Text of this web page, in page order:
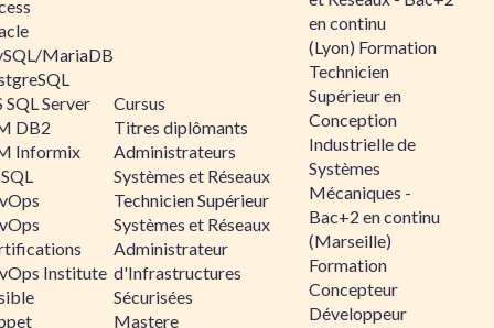
MariaDB
SQL Server
DB2
Informix
Institute
Cursus
Titres diplômants
Administrateurs
Systèmes et Réseaux
Technicien Supérieur
Systèmes et Réseaux
Administrateur
d'Infrastructures
Sécurisées
Mastere
en continu
(Lyon) Formation
Technicien
Supérieur en
Conception
Industrielle de
Systèmes
Mécaniques -
Bac+2 en continu
(Marseille)
Formation
Concepteur
Développeur